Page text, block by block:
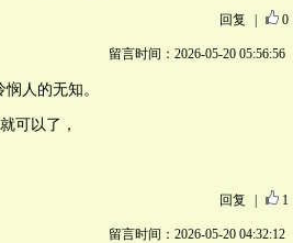
回复 0
留言时间：2026-05-20 05:56:56
人的无知。
可以了，
回复 1
留言时间：2026-05-20 04:32:12